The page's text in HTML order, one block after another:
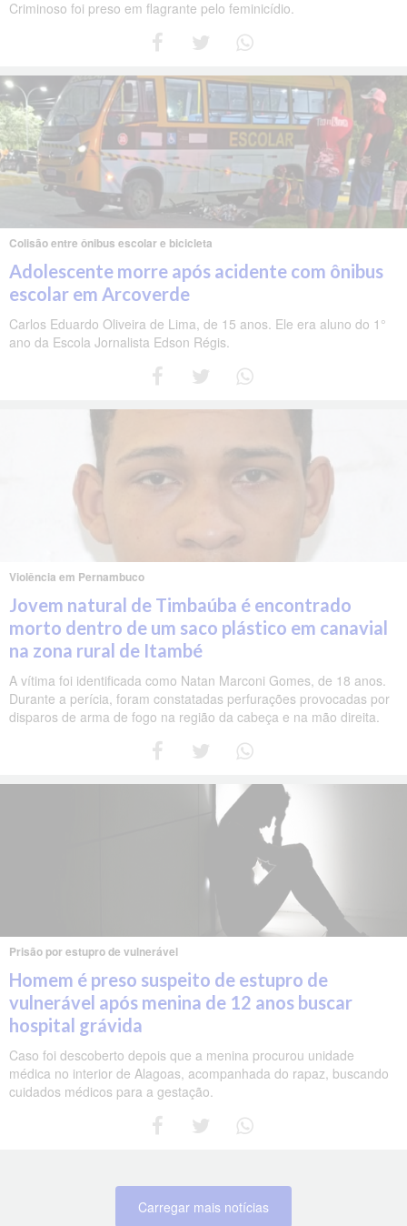
Criminoso foi preso em flagrante pelo feminicídio.
Colisão entre ônibus escolar e bicicleta
Adolescente morre após acidente com ônibus
escolar em Arcoverde
Carlos Eduardo Oliveira de Lima, de 15 anos. Ele era aluno do 1°
ano da Escola Jornalista Edson Régis.
Violência em Pernambuco
Jovem natural de Timbaúba é encontrado
morto dentro de um saco plástico em canavial
na zona rural de Itambé
A vítima foi identificada como Natan Marconi Gomes, de 18 anos.
Durante a perícia, foram constatadas perfurações provocadas por
disparos de arma de fogo na região da cabeça e na mão direita.
Prisão por estupro de vulnerável
Homem é preso suspeito de estupro de
vulnerável após menina de 12 anos buscar
hospital grávida
Caso foi descoberto depois que a menina procurou unidade
médica no interior de Alagoas, acompanhada do rapaz, buscando
cuidados médicos para a gestação.
Carregar mais notícias